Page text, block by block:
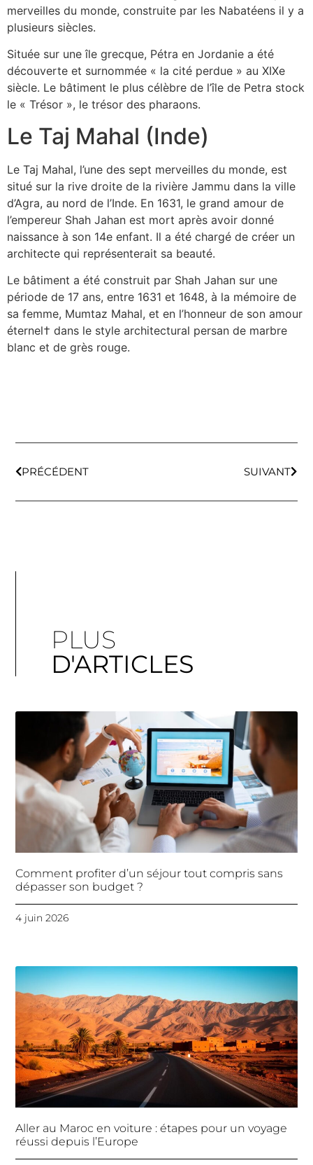
merveilles du monde, construite par les Nabatéens il y a
plusieurs siècles.
Située sur une île grecque, Pétra en Jordanie a été
découverte et surnommée « la cité perdue » au XIXe
siècle. Le bâtiment le plus célèbre de l’île de Petra stock
le « Trésor », le trésor des pharaons.
Le Taj Mahal (Inde)
Le Taj Mahal, l’une des sept merveilles du monde, est
situé sur la rive droite de la rivière Jammu dans la ville
d’Agra, au nord de l’Inde. En 1631, le grand amour de
l’empereur Shah Jahan est mort après avoir donné
naissance à son 14e enfant. Il a été chargé de créer un
architecte qui représenterait sa beauté.
Le bâtiment a été construit par Shah Jahan sur une
période de 17 ans, entre 1631 et 1648, à la mémoire de
sa femme, Mumtaz Mahal, et en l’honneur de son amour
éternel† dans le style architectural persan de marbre
blanc et de grès rouge.
PRÉCÉDENT SUIVANT
PLUS
D'ARTICLES
Comment profiter d’un séjour tout compris sans
dépasser son budget ?
4 juin 2026
Aller au Maroc en voiture : étapes pour un voyage
réussi depuis l’Europe